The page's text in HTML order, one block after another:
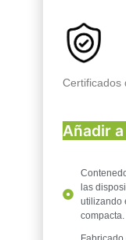
Certificados
Añadir
las
utilizando
compacta.